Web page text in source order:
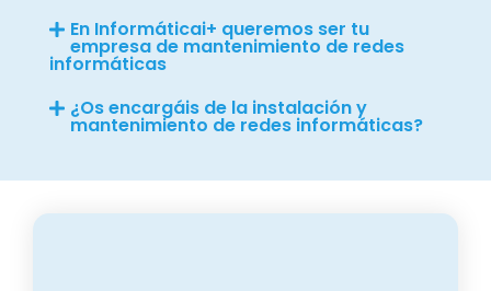
En Informáticai+ queremos ser tu
empresa de mantenimiento de redes
informáticas
¿Os encargáis de la instalación y
mantenimiento de redes informáticas?